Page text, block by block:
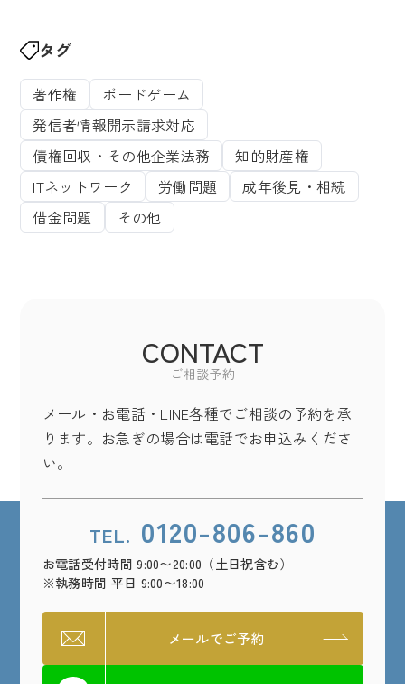
タグ
著作権
ボードゲーム
発信者情報開示請求対応
債権回収・その他企業法務
知的財産権
ITネットワーク
労働問題
成年後見・相続
借金問題
その他
ご相談予約
CONTACT
メール・お電話・LINE各種でご相談の予約を承
ります。お急ぎの場合は電話でお申込みくださ
い。
TEL. 0120-806-860
お電話受付時間 9:00〜20:00（土日祝含む）
※執務時間 平日 9:00〜18:00
メールでご予約